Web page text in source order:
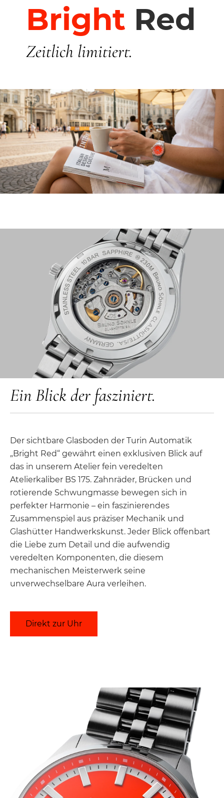
Bright Red
Zeitlich limitiert.
Ein Blick der fasziniert.
Der sichtbare Glasboden der Turin Automatik
„Bright Red“ gewährt einen exklusiven Blick auf
das in unserem Atelier fein veredelten
Atelierkaliber BS 175. Zahnräder, Brücken und
rotierende Schwungmasse bewegen sich in
perfekter Harmonie – ein faszinierendes
Zusammenspiel aus präziser Mechanik und
Glashütter Handwerkskunst. Jeder Blick offenbart
die Liebe zum Detail und die aufwendig
veredelten Komponenten, die diesem
mechanischen Meisterwerk seine
unverwechselbare Aura verleihen.
Direkt zur Uhr